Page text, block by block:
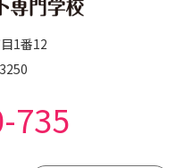
1番12
735